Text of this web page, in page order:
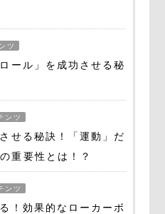
ツ
ール」を成功させる秘
ンツ
せる秘訣！「運動」だ
重要性とは！？
ンツ
！効果的なローカーボ